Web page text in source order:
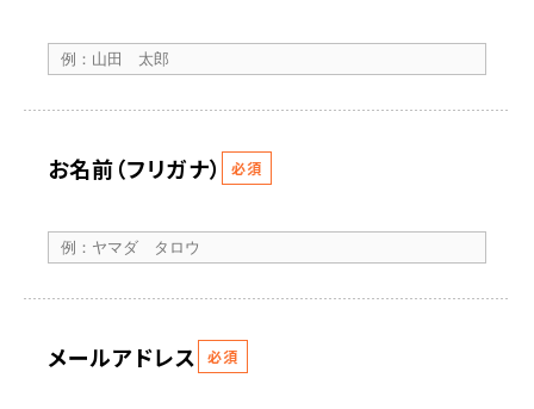
お名前（フリガナ） 必須
メールアドレス 必須